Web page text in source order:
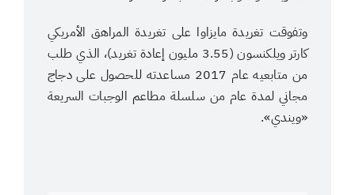
وتفوقت تغريدة مايزاوا على تغريدة المراهق الأمريكي
كارتر ويلكنسون (3.55 مليون إعادة تغريد)، الذي طلب
من متابعيه عام 2017 مساعدته للحصول على دجاج
مجاني لمدة عام من سلسلة مطاعم الوجبات السريعة
«ويندي».